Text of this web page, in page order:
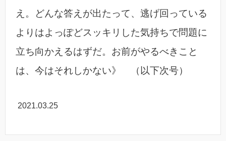
え。どんな答えが出たって、逃げ回っている
よりはよっぽどスッキリした気持ちで問題に
立ち向かえるはずだ。お前がやるべきこと
は、今はそれしかない》 （以下次号）
2021.03.25